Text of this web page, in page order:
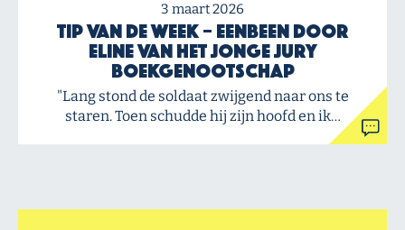
3 maart 2026
Tip van de Week – Eenbeen door
Eline van het Jonge Jury
Boekgenootschap
"Lang stond de soldaat zwijgend naar ons te
staren. Toen schudde hij zijn hoofd en ik…